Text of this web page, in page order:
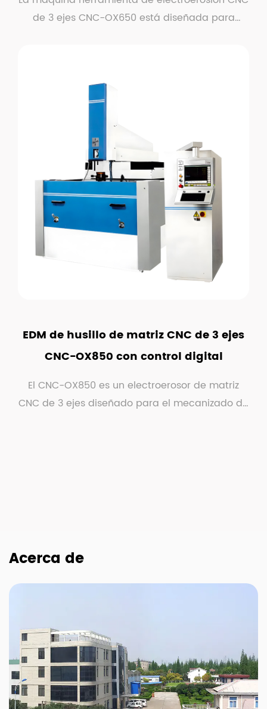
de 3 ejes CNC-OX650 está diseñada para
EDM de husillo de matriz CNC de 3 ejes
CNC-OX850 con control digital
El CNC-OX850 es un electroerosor de matriz
CNC de 3 ejes diseñado para el mecanizado de
Acerca de